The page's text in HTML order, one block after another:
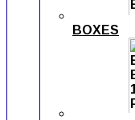
BOXES